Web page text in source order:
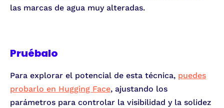
las marcas de agua muy alteradas.
Pruébalo
Para explorar el potencial de esta técnica, puedes
probarlo en Hugging Face, ajustando los
parámetros para controlar la visibilidad y la solidez